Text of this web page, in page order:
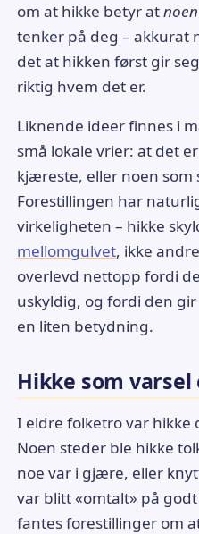
om at hikke betyr at
tenker på deg – akkurat
det at hikken først gir
riktig hvem det er.
Liknende ideer finnes i
små lokale vrier: at det
kjæreste, eller noen som
Forestillingen har
virkeligheten – hikke
mellomgulvet, ikke
overlevd nettopp fordi
uskyldig, og fordi den
en liten betydning.
Hikke som
I eldre folketro var hikke
Noen steder ble hikke
noe var i gjære, eller
var blitt «omtalt» på
fantes forestillinger om